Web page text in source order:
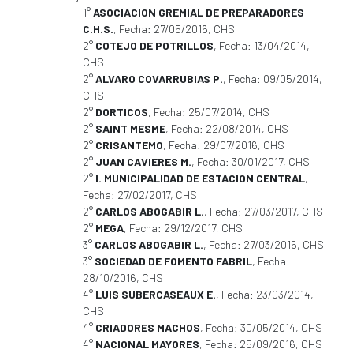
1°ASOCIACION GREMIAL DE PREPARADORES
C.H.S., Fecha: 27/05/2016, CHS
2° COTEJO DE POTRILLOS, Fecha: 13/04/2014,
CHS
2°ALVARO COVARRUBIAS P., Fecha: 09/05/2014,
CHS
2° DORTICOS, Fecha: 25/07/2014, CHS
2° SAINT MESME, Fecha: 22/08/2014, CHS
2° CRISANTEMO, Fecha: 29/07/2016, CHS
2° JUAN CAVIERES M., Fecha: 30/01/2017, CHS
2° I. MUNICIPALIDAD DE ESTACION CENTRAL,
Fecha: 27/02/2017, CHS
2° CARLOS ABOGABIR L., Fecha: 27/03/2017, CHS
2° MEGA, Fecha: 29/12/2017, CHS
3° CARLOS ABOGABIR L., Fecha: 27/03/2016, CHS
3° SOCIEDAD DE FOMENTO FABRIL, Fecha:
28/10/2016, CHS
4° LUIS SUBERCASEAUX E., Fecha: 23/03/2014,
CHS
4° CRIADORES MACHOS, Fecha: 30/05/2014, CHS
4° NACIONAL MAYORES, Fecha: 25/09/2016, CHS